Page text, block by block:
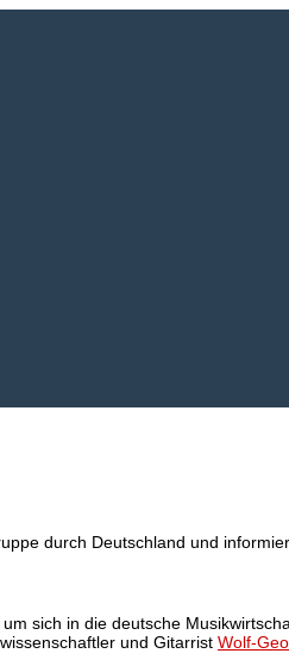
durch Deutschland und
sich in die deutsche
und Gitarrist Wolf-